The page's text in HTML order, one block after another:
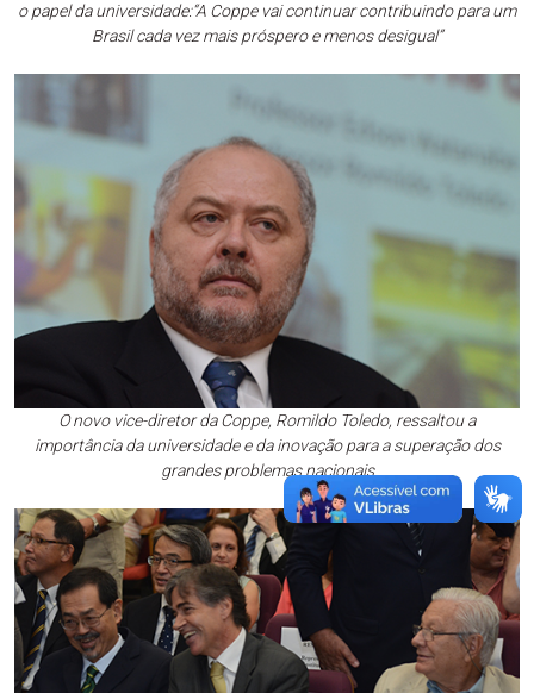
o papel da universidade:“A Coppe vai continuar contribuindo para um
Brasil cada vez mais próspero e menos desigual”
O novo vice-diretor da Coppe, Romildo Toledo, ressaltou a
importância da universidade e da inovação para a superação dos
grandes problemas nacionais